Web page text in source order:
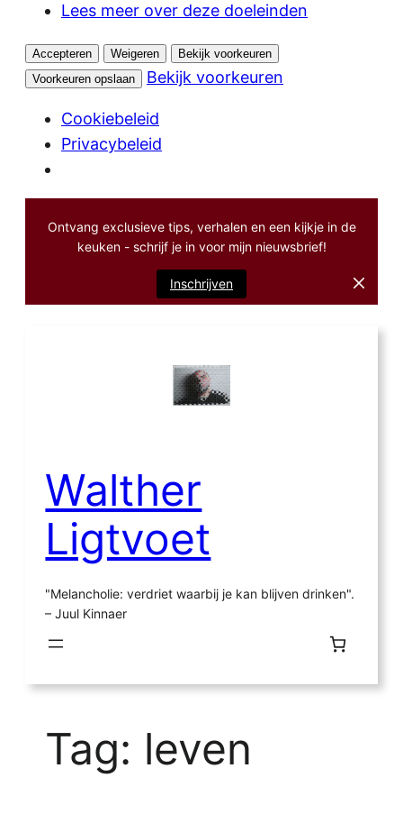
Lees meer over deze doeleinden
Accepteren Weigeren
Bekijk voorkeuren
Voorkeuren opslaan
Bekijk voorkeuren
Cookiebeleid
Privacybeleid
Ontvang exclusieve tips, verhalen en een kijkje in de
keuken - schrijf je in voor mijn nieuwsbrief!
Inschrijven
Walther
Ligtvoet
"Melancholie: verdriet waarbij je kan blijven drinken".
– Juul Kinnaer
Tag: leven